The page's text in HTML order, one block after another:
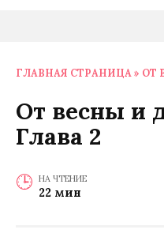
ГЛАВНАЯ СТРАНИЦА » ОТ
От весны и
Глава 2
НА ЧТЕНИЕ
22 мин